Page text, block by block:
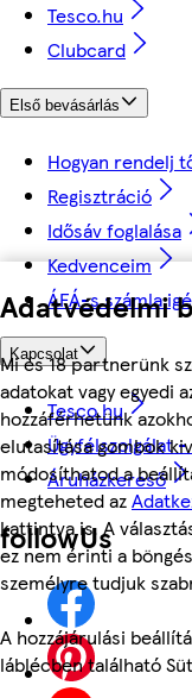
Adatvédelmi
Mi és 18 partnerünk
adatokat vagy egyedi
hozzáférhetünk
elutasítása gombok
módosíthatod a
megteheted az
kattintva is. A
ez nem érinti a
személyre tudjuk
A hozzájárulási
láblécben található
Tesco.hu
Clubcard
Első bevásárlás
Hogyan rendelj
Regisztráció
Idősáv foglalása
Kedvenceim
ÁFÁ-s számla
Kapcsolat
Tesco.hu
Ügyfélszolgálat
Áruházkereső
followUs